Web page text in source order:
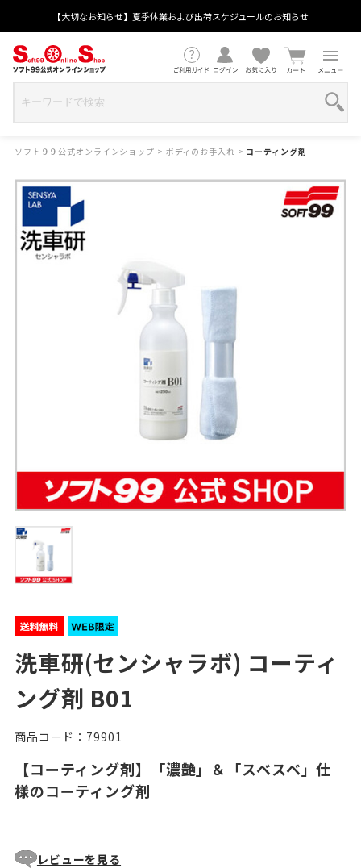
【大切なお知らせ】夏季休業および出荷スケジュールのお知らせ
ソフト９９公式オンラインショップ > ボディのお手入れ > コーティング剤
洗車研(センシャラボ) コーティ
ング剤 B01
商品コード：79901
【コーティング剤】「濃艶」＆「スベスベ」仕
様のコーティング剤
レビューを見る